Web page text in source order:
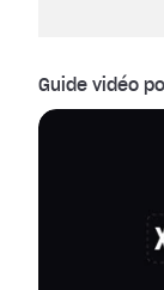
Guide vidéo